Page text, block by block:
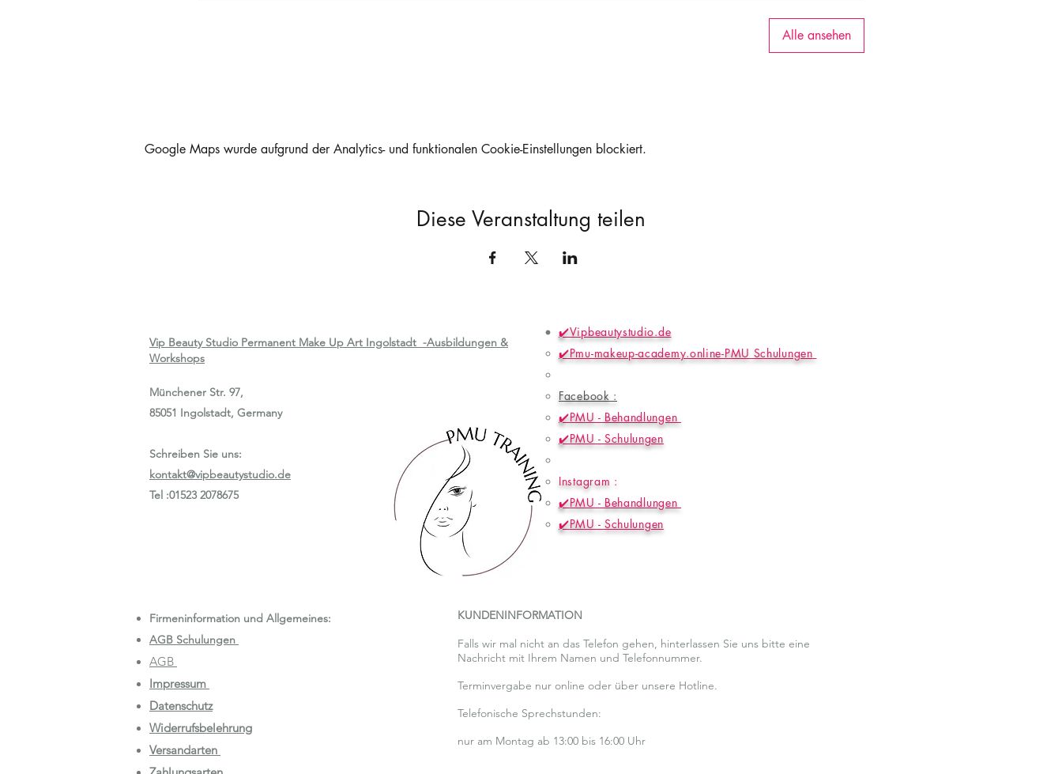
Alle ansehen
Google Maps wurde aufgrund der Analytics- und funktionalen Cookie-Einstellungen blockiert.
Diese Veranstaltung teilen
Vip Beauty Studio Permanent Make Up Art Ingolstadt -Ausbildungen &
Workshops
Münchener Str. 97,
85051 Ingolstadt, Germany
Schreiben Sie uns:
kontakt@vipbeautystudio.de
Tel :01523 2078675
✔️Vipbeautystudio.de
✔️Pmu-makeup-academy.online-PMU Schulungen
Facebook :
✔️PMU - Behandlungen
✔️PMU - Schulungen
Instagram :
✔️PMU - Behandlungen
✔️PMU - Schulungen
Firmeninformation und Allgemeines:
AGB Schulungen
AGB
Impressum
Datenschutz
Widerrufsbelehrung
Versandarten
KUNDENINFORMATION
Falls wir mal nicht an das Telefon gehen, hinterlassen Sie uns bitte eine
Nachricht mit Ihrem Namen und Telefonnummer.
Terminvergabe nur online oder über unsere Hotline.
Telefonische Sprechstunden:
nur am Montag ab 13:00 bis 16:00 Uhr